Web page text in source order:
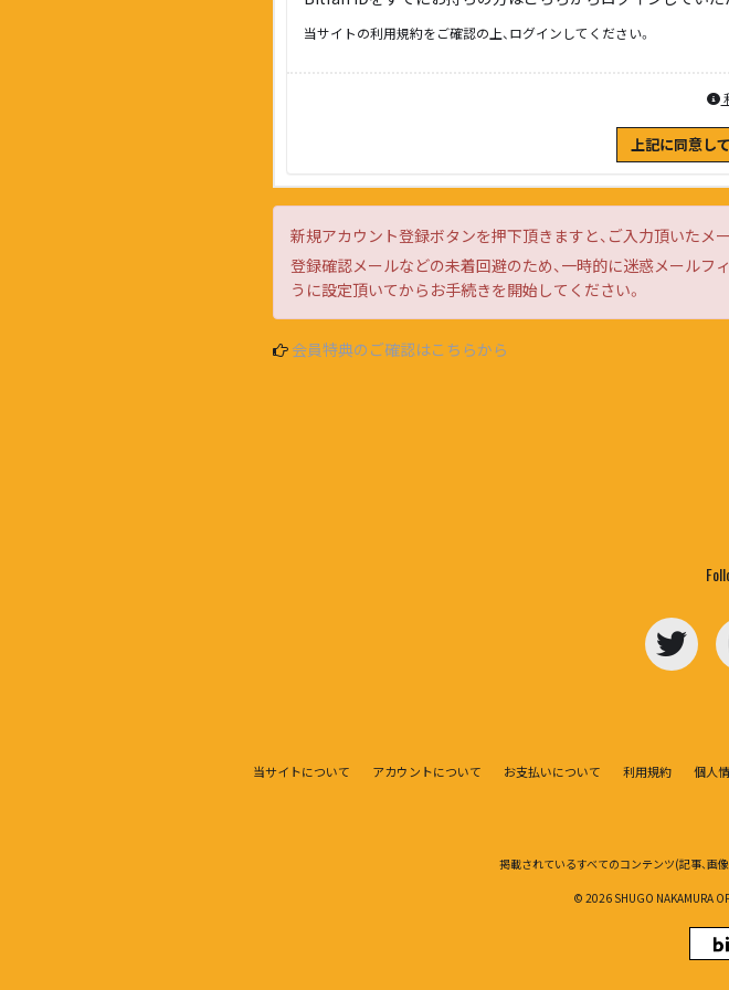
当サイトの利用規約をご確認の上、ログインしてください。
上記に同意し
新規アカウント登録ボタンを押下頂きますと、ご入力頂いたメ
登録確認メールなどの未着回避のため、一時的に迷惑メールフ
うに設定頂いてからお手続きを開始してください。
会員特典のご確認はこちらから
当サイトについて アカウントについて お支払いについて 利用規約 個人
掲載されているすべてのコンテンツ(記事、画
© 2026 SHUGO NAKAMURA